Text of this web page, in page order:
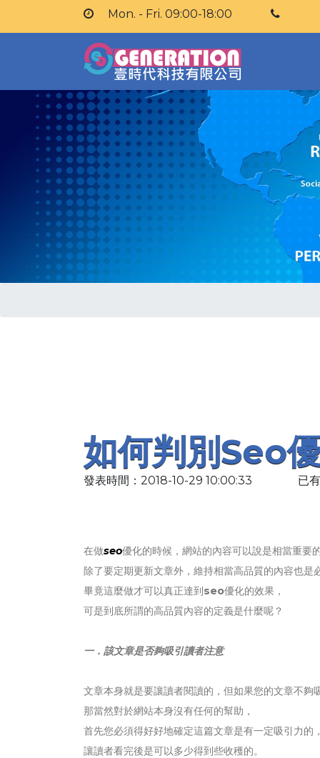
Mon. - Fri. 09:00-18:00
如何判別seo
發表時間：2018-10-29 10:00:33 已
在做seo優化的時候，網站的內容可以說是相當重要
除了要定期更新文章外，維持相當高品質的內容也是
畢竟這麼做才可以真正達到seo優化的效果，
可是到底所謂的高品質內容的定義是什麼呢？
一．該文章是否夠吸引讀者注意
文章本身就是要讓讀者閱讀的，但如果您的文章不夠
那當然對於網站本身沒有任何的幫助，
首先您必須得好好地確定這篇文章是有一定吸引力的，
讓讀者看完後是可以多少得到些收穫的。